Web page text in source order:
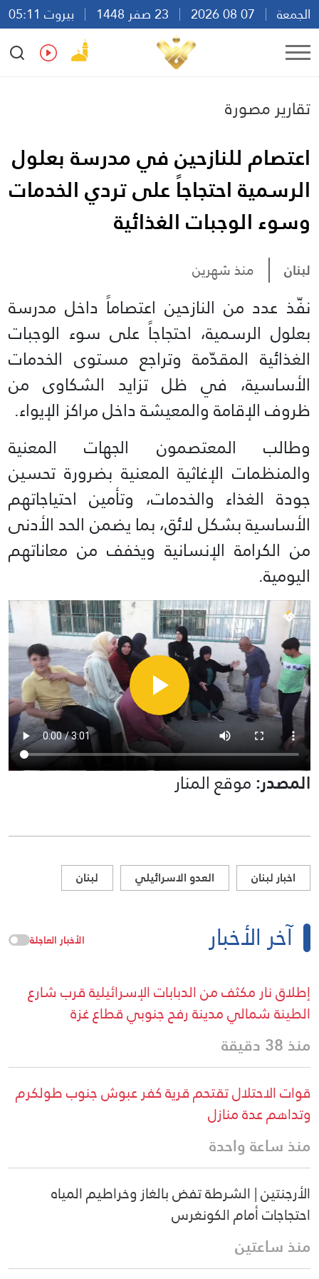
الجمعة
بيروت 05:11
Ar
En Fr Es
تقارير مصورة
اعتصام للنازحين في مدرسة بعلول
الرسمية احتجاجاً على تردي الخدمات
وسوء الوجبات الغذائية
لبنان منذ شهرين
نفّذ عدد من النازحين اعتصاماً داخل مدرسة
بعلول الرسمية، احتجاجاً على سوء الوجبات
الغذائية المقدّمة وتراجع مستوى الخدمات
الأساسية، في ظل تزايد الشكاوى من
ظروف الإقامة والمعيشة داخل مراكز الإيواء.
وطالب المعتصمون الجهات المعنية
والمنظمات الإغاثية المعنية بضرورة تحسين
جودة الغذاء والخدمات، وتأمين احتياجاتهم
الأساسية بشكل لائق، بما يضمن الحد الأدنى
من الكرامة الإنسانية ويخفف من معاناتهم
اليومية.
المصدر:موقع المنار
اخبار لبنان العدو الاسرائيلي لبنان
آخر الأخبار الأخبار العاجلة
إطلاق نار مكثف من الدبابات الإسرائيلية قرب شارع
الطينة شمالي مدينة رفح جنوبي قطاع غزة
منذ 38 دقيقة
قوات الاحتلال تقتحم قرية كفر عبوش جنوب طولكرم
وتداهم عدة منازل
منذ ساعة واحدة
الأرجنتين | الشرطة تفض بالغاز وخراطيم المياه
احتجاجات أمام الكونغرس
منذ ساعتين